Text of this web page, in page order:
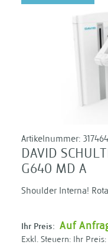
Artikelnummer: 317464
DAVID
G640 MD A
Shoulder Interna!
Ihr Preis: Auf
Ihr Preis: